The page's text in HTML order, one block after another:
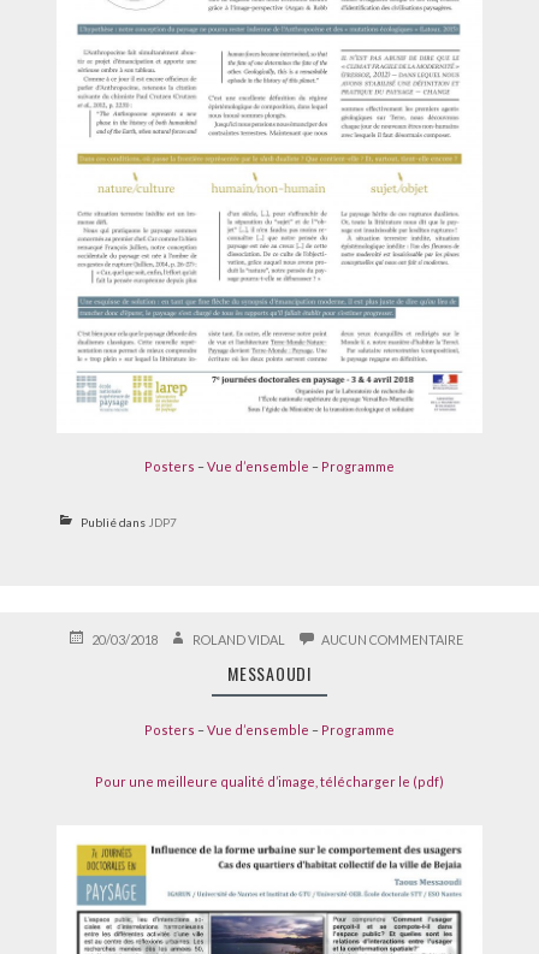
Posters – Vue d’ensemble – Programme
Publié dans JDP7
PUBLIÉ20/03/2018 AUTEURROLAND VIDAL AUCUN COMMENTAIRESUR
MESSAOUDI
Posters – Vue d’ensemble – Programme
Pour une meilleure qualité d’image, télécharger le (pdf)